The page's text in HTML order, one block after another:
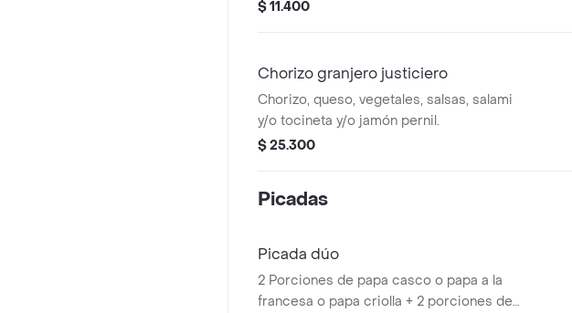
$ 11.400
Chorizo granjero justiciero
Chorizo, queso, vegetales, salsas, salami
y/o tocineta y/o jamón pernil.
$ 25.300
Picadas
Picada dúo
2 Porciones de papa casco o papa a la
francesa o papa criolla + 2 porciones de